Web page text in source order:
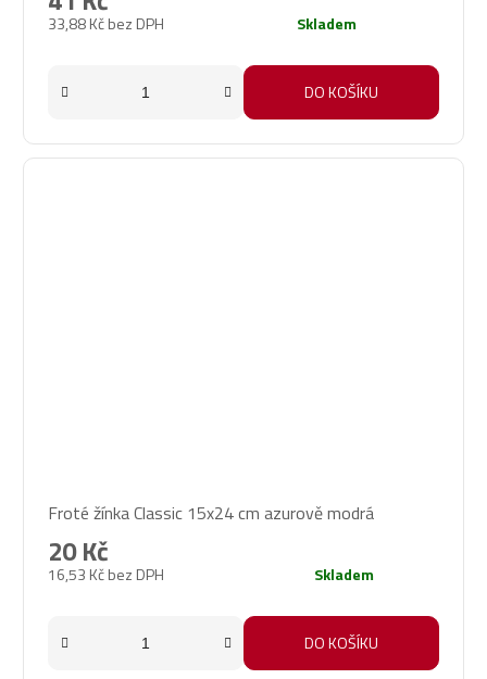
33,88 Kč bez DPH Skladem
DO KOŠÍKU
Froté žínka Classic 15x24 cm azurově modrá
16,53 Kč bez DPH
20 Kč
Skladem
DO KOŠÍKU